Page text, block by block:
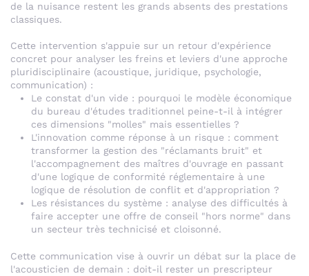
de la nuisance restent les grands absents des prestations
classiques.
Cette intervention s'appuie sur un retour d'expérience
concret pour analyser les freins et leviers d'une approche
pluridisciplinaire (acoustique, juridique, psychologie,
communication) :
Le constat d'un vide : pourquoi le modèle économique
du bureau d'études traditionnel peine-t-il à intégrer
ces dimensions "molles" mais essentielles ?
L'innovation comme réponse à un risque : comment
transformer la gestion des "réclamants bruit" et
l'accompagnement des maîtres d'ouvrage en passant
d'une logique de conformité réglementaire à une
logique de résolution de conflit et d'appropriation ?
Les résistances du système : analyse des difficultés à
faire accepter une offre de conseil "hors norme" dans
un secteur très technicisé et cloisonné.
Cette communication vise à ouvrir un débat sur la place de
l'acousticien de demain : doit-il rester un prescripteur